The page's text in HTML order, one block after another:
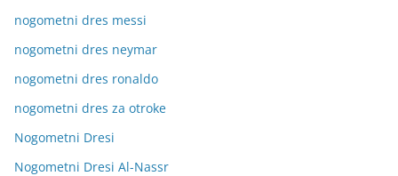
nogometni dres messi
nogometni dres neymar
nogometni dres ronaldo
nogometni dres za otroke
Nogometni Dresi
Nogometni Dresi Al-Nassr